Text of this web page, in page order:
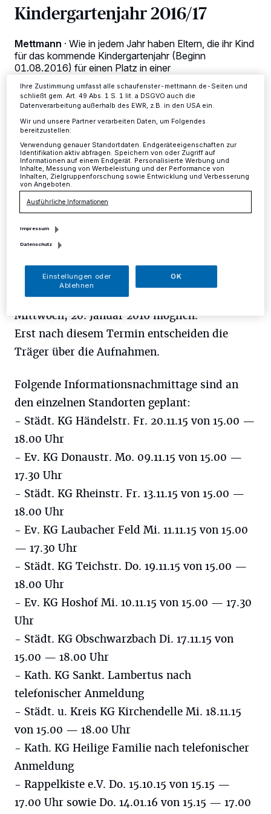
Kindergartenjahr 2016/17
Mettmann · Wie in jedem Jahr haben Eltern, die ihr Kind
für das kommende Kindergartenjahr (Beginn
01.08.2016) für einen Platz in einer
Möglichkeit, sich im Vorfeld in den einzelnen
Einrichtungen zu festen Zeiten oder nach persönlicher
Voranmeldung zu informieren.
15.09.2015 , 14:25 Uhr 2 Minuten Lesezeit
D ie Anmeldung für das Kindergartenjahr
2016/17 ist in den Einrichtungen bis
Mittwoch, 20. Januar 2016 möglich.
Erst nach diesem Termin entscheiden die
Träger über die Aufnahmen.
Folgende Informationsnachmittage sind an
den einzelnen Standorten geplant:
- Städt. KG Händelstr. Fr. 20.11.15 von 15.00 —
18.00 Uhr
- Ev. KG Donaustr. Mo. 09.11.15 von 15.00 —
17.30 Uhr
- Städt. KG Rheinstr. Fr. 13.11.15 von 15.00 —
18.00 Uhr
- Ev. KG Laubacher Feld Mi. 11.11.15 von 15.00
— 17.30 Uhr
- Städt. KG Teichstr. Do. 19.11.15 von 15.00 —
18.00 Uhr
- Ev. KG Hoshof Mi. 10.11.15 von 15.00 — 17.30
Uhr
- Städt. KG Obschwarzbach Di. 17.11.15 von
15.00 — 18.00 Uhr
- Kath. KG Sankt. Lambertus nach
telefonischer Anmeldung
- Städt. u. Kreis KG Kirchendelle Mi. 18.11.15
von 15.00 — 18.00 Uhr
- Kath. KG Heilige Familie nach telefonischer
Anmeldung
- Rappelkiste e.V. Do. 15.10.15 von 15.15 —
17.00 Uhr sowie Do. 14.01.16 von 15.15 — 17.00
Zwecke. Wenn Tracker deaktiviert sind, sind manche Inhalte und
Anzeigen möglicherweise nicht mehr so relevant für Sie. Sie können
ändern oder Ihre Einwilligung zu widerrufen, indem Sie auf den Link
Einstellungen oder Ablehnen am unteren Rand der Webseite klicken.
Ihre Einstellungen gelten innerhalb unseres Website. Weitere
Informationen finden Sie in unserer Datenschutzerklärung.
Ihre Zustimmung umfasst alle schaufenster-mettmann.de-Seiten und
schließt gem. Art. 49 Abs. 1 S. 1 lit. a DSGVO auch die
Datenverarbeitung außerhalb des EWR, z.B. in den USA ein.
Wir und unsere Partner verarbeiten Daten, um Folgendes
bereitzustellen:
Verwendung genauer Standortdaten. Endgeräteeigenschaften zur
Identifikation aktiv abfragen. Speichern von oder Zugriff auf
Informationen auf einem Endgerät. Personalisierte Werbung und
Inhalte, Messung von Werbeleistung und der Performance von
Inhalten, Zielgruppenforschung sowie Entwicklung und Verbesserung
von Angeboten.
Ausführliche Informationen
Impressum
Datenschutz
Einstellungen oder
Ablehnen
OK